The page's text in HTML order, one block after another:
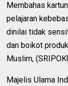
Membahas
pelajaran
dinilai tidak
dan boikot
Muslim,
Majelis Ulama